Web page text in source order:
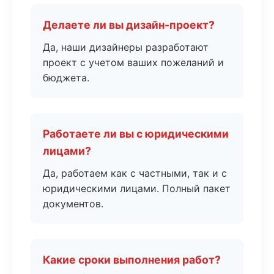
Делаете ли вы дизайн-проект?
Да, наши дизайнеры разработают
проект с учетом ваших пожеланий и
бюджета.
Работаете ли вы с юридическими
лицами?
Да, работаем как с частными, так и с
юридическими лицами. Полный пакет
документов.
Какие сроки выполнения работ?